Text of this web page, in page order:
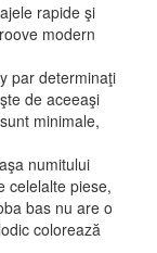
rapide şi
modern
par determinaţi
de aceeaşi
minimale,
numitului
celelalte piese,
bas nu are o
colorează